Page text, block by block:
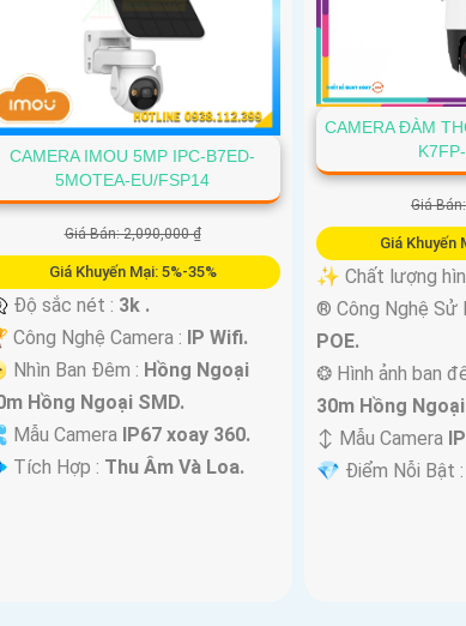
CAMERA IMOU 5MP IPC-B7ED-
5MOTEA-EU/FSP14
Giá Bán: 2,090,000 ₫
Giá Khuyến Mại: 5%-35%
Độ sắc nét : 3k .
Công Nghệ Camera : IP Wifi.
Nhìn Ban Đêm : Hồng Ngoại
Hồng Ngoại SMD.
Mẫu Camera IP67 xoay 360.
Tích Hợp : Thu Âm Và Loa.
CAMERA ĐÀM
Giá
Giá Khuyến
✨ Chất lượng
®️ Công Nghệ Sử
POE.
❂ Hình ảnh ban
30m Hồng
↕️ Mẫu Camera
️💎 Điểm Nỗi Bật :